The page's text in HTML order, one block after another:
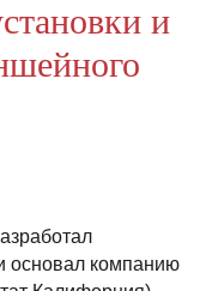
и
основал компанию